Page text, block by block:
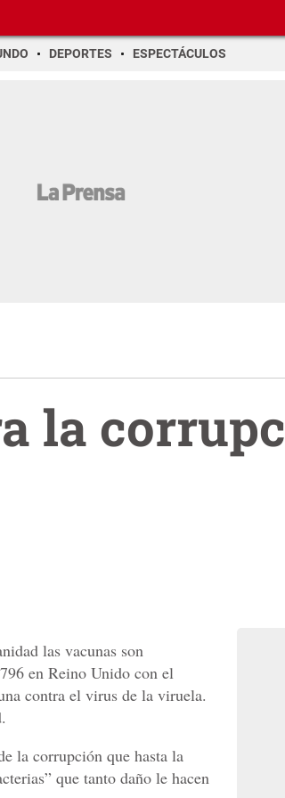
DEPORTES ESPECTÁCULOS
la
las vacunas son
en Reino Unido con el
contra el virus de la viruela.
la corrupción que hasta la
que tanto daño le hacen